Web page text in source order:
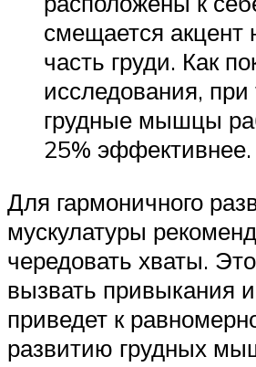
смещается
часть груди. Как
исследования, при
грудные мышцы
25% эффективнее.
Для гармоничного
мускулатуры
чередовать хваты.
вызвать привыкания
приведет к
развитию грудных